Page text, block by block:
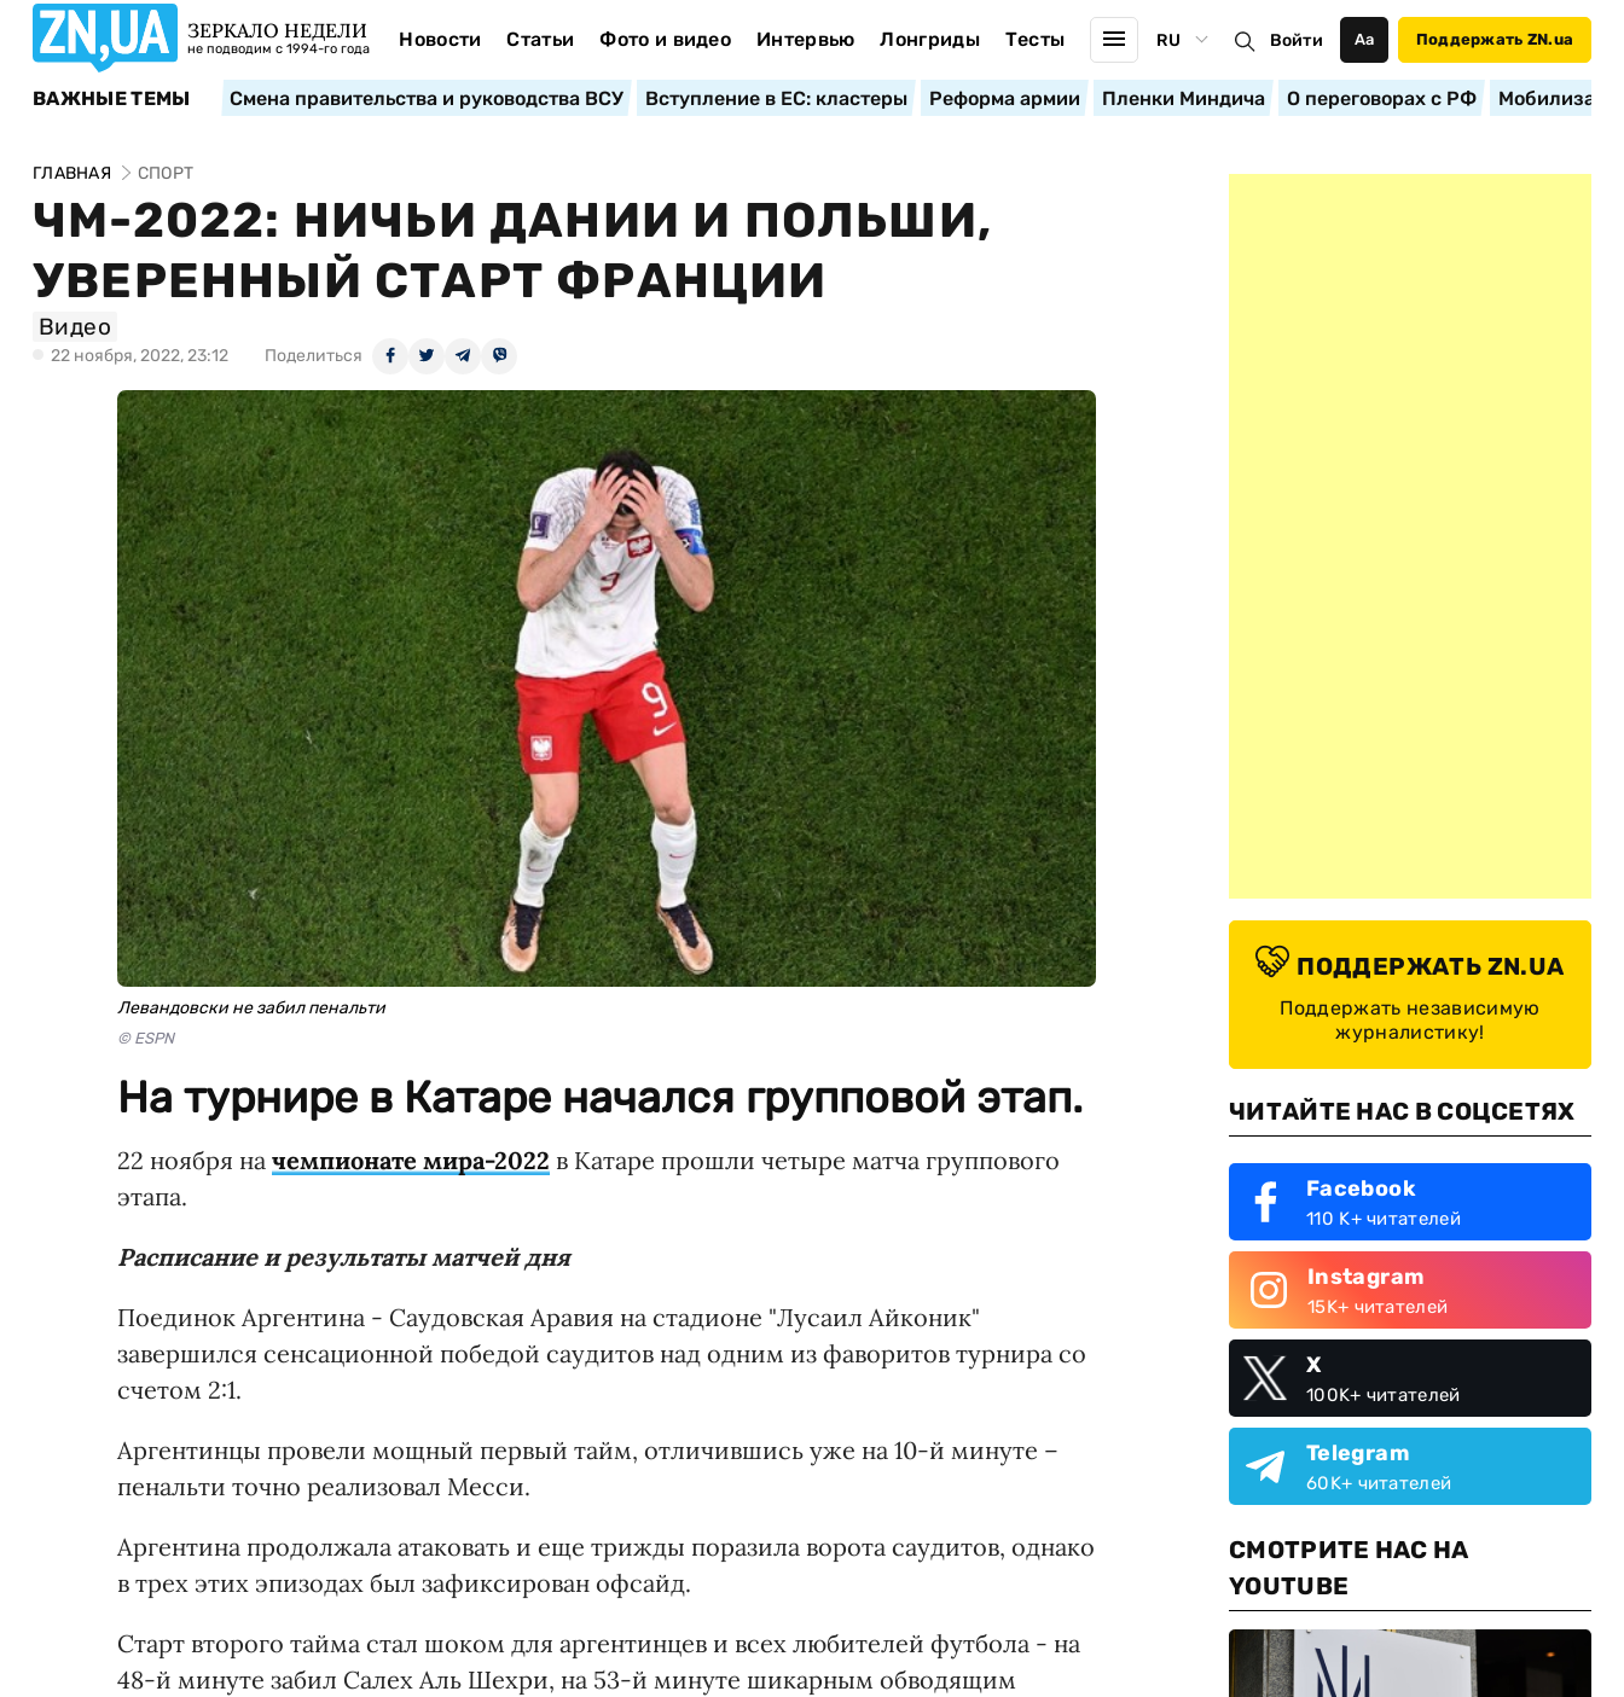
ЗЕРКАЛО НЕДЕЛИ
не подводим с 1994-го года Новости Статьи Фото и видео Интервью Лонгриды Тесты RU Войти Аа Поддержать ZN.ua
ВАЖНЫЕ ТЕМЫ Смена правительства и руководства ВСУ Вступление в ЕС: кластеры Реформа армии Пленки Миндича О переговорах с РФ
ГЛАВНАЯ СПОРТ
ЧМ-2022: НИЧЬИ ДАНИИ И ПОЛЬШИ,
УВЕРЕННЫЙ СТАРТ ФРАНЦИИ
Видео
22 ноября, 2022, 23:12 Поделиться
Левандовски не забил пенальти
© ESPN
На турнире в Катаре начался групповой этап.
22 ноября на чемпионате мира-2022 в Катаре прошли четыре матча группового
этапа.
Расписание и результаты матчей дня
Поединок Аргентина - Саудовская Аравия на стадионе "Лусаил Айконик"
завершился сенсационной победой саудитов над одним из фаворитов турнира со
счетом 2:1.
Аргентинцы провели мощный первый тайм, отличившись уже на 10-й минуте –
пенальти точно реализовал Месси.
Аргентина продолжала атаковать и еще трижды поразила ворота саудитов, однако
в трех этих эпизодах был зафиксирован офсайд.
Старт второго тайма стал шоком для аргентинцев и всех любителей футбола - на
48-й минуте забил Салех Аль Шехри, на 53-й минуте шикарным обводящим
ПОДДЕРЖАТЬ ZN.UA
Поддержать независимую
журналистику!
ЧИТАЙТЕ НАС В СОЦСЕТЯХ
Facebook
110 K+ читателей
Instagram
15K+ читателей
X
100K+ читателей
Telegram
60K+ читателей
СМОТРИТЕ НАС НА
YOUTUBE